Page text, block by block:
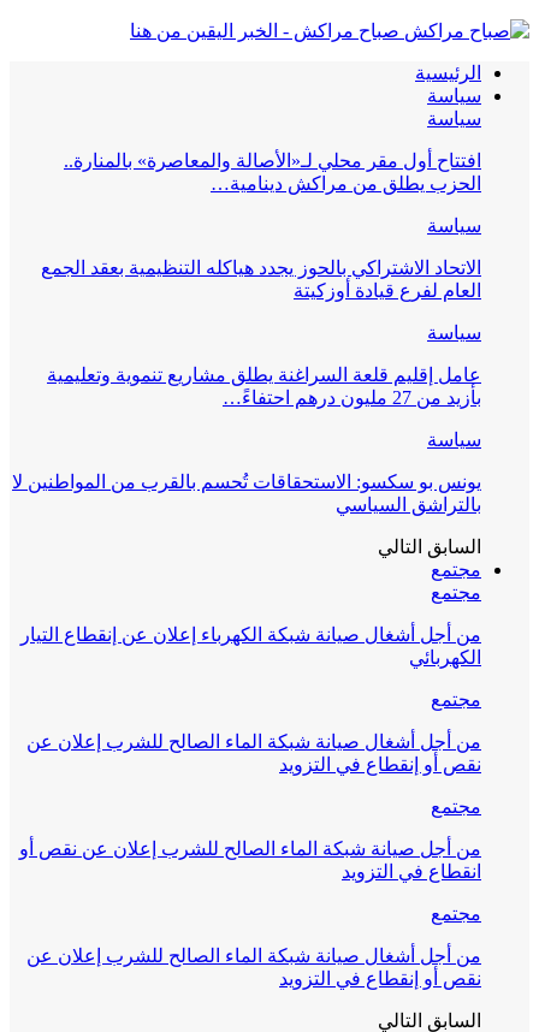
صباح مراكش - الخبر اليقين من هنا
الرئيسية
سياسة
سياسة
افتتاح أول مقر محلي لـ«الأصالة والمعاصرة» بالمنارة..
الحزب يطلق من مراكش دينامية…
سياسة
الاتحاد الاشتراكي بالحوز يجدد هياكله التنظيمية بعقد الجمع
العام لفرع قيادة أوزكيتة
سياسة
عامل إقليم قلعة السراغنة يطلق مشاريع تنموية وتعليمية
بأزيد من 27 مليون درهم احتفاءً…
سياسة
يونس بو سكسو: الاستحقاقات تُحسم بالقرب من المواطنين لا
بالتراشق السياسي
السابق التالي
مجتمع
مجتمع
من أجل أشغال صيانة شبكة الكهرباء إعلان عن إنقطاع التيار
الكهربائي
مجتمع
من أجل أشغال صيانة شبكة الماء الصالح للشرب إعلان عن
نقص أو إنقطاع في التزويد
مجتمع
من أجل صيانة شبكة الماء الصالح للشرب إعلان عن نقص أو
انقطاع في التزويد
مجتمع
من أجل أشغال صيانة شبكة الماء الصالح للشرب إعلان عن
نقص أو إنقطاع في التزويد
السابق التالي